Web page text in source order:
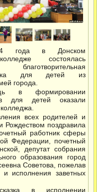
года в Донском
состоялась
для детей из
города.
в формировании
для детей оказали
всех родителей и
Рождеством поздравила
работник сферы
Федерации, почетный
депутат собрания
образования город
Советова, пожелав
исполнения заветных
в исполнении